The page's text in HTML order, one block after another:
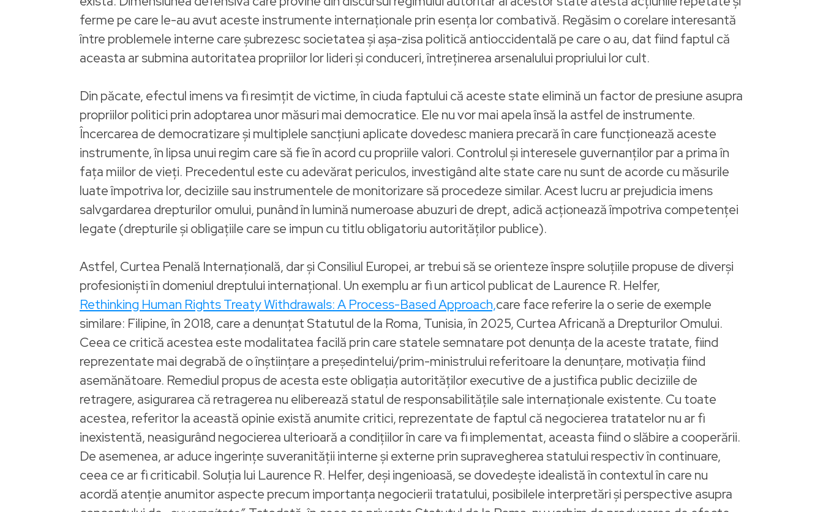
ferme pe care le-au avut aceste instrumente internaționale prin esența lor combativă. Regăsim o corelare interesantă
între problemele interne care șubrezesc societatea și așa-zisa politică antioccidentală pe care o au, dat fiind faptul că
aceasta ar submina autoritatea propriilor lor lideri și conduceri, întreținerea arsenalului propriului lor cult.
Din păcate, efectul imens va fi resimțit de victime, în ciuda faptului că aceste state elimină un factor de presiune asupra
propriilor politici prin adoptarea unor măsuri mai democratice. Ele nu vor mai apela însă la astfel de instrumente.
Încercarea de democratizare și multiplele sancțiuni aplicate dovedesc maniera precară în care funcționează aceste
instrumente, în lipsa unui regim care să fie în acord cu propriile valori. Controlul și interesele guvernanților par a prima în
fața miilor de vieți. Precedentul este cu adevărat periculos, investigând alte state care nu sunt de acorde cu măsurile
luate împotriva lor, deciziile sau instrumentele de monitorizare să procedeze similar. Acest lucru ar prejudicia imens
salvgardarea drepturilor omului, punând în lumină numeroase abuzuri de drept, adică acționează împotriva competenței
legate (drepturile și obligațiile care se impun cu titlu obligatoriu autorităților publice).
Astfel, Curtea Penală Internațională, dar și Consiliul Europei, ar trebui să se orienteze înspre soluțiile propuse de diverși
profesioniști în domeniul dreptului internațional. Un exemplu ar fi un articol publicat de Laurence R. Helfer,
Rethinking Human Rights Treaty Withdrawals: A Process-Based Approach,care face referire la o serie de exemple
similare: Filipine, în 2018, care a denunțat Statutul de la Roma, Tunisia, în 2025, Curtea Africană a Drepturilor Omului.
Ceea ce critică acestea este modalitatea facilă prin care statele semnatare pot denunța de la aceste tratate, fiind
reprezentate mai degrabă de o înștiințare a președintelui/prim-ministrului referitoare la denunțare, motivația fiind
asemănătoare. Remediul propus de acesta este obligația autorităților executive de a justifica public deciziile de
retragere, asigurarea că retragerea nu eliberează statul de responsabilitățile sale internaționale existente. Cu toate
acestea, referitor la această opinie există anumite critici, reprezentate de faptul că negocierea tratatelor nu ar fi
inexistentă, neasigurând negocierea ulterioară a condițiilor în care va fi implementat, aceasta fiind o slăbire a cooperării.
De asemenea, ar aduce ingerințe suveranității interne și externe prin supravegherea statului respectiv în continuare,
ceea ce ar fi criticabil. Soluția lui Laurence R. Helfer, deși ingenioasă, se dovedește idealistă în contextul în care nu
acordă atenție anumitor aspecte precum importanța negocierii tratatului, posibilele interpretări și perspective asupra